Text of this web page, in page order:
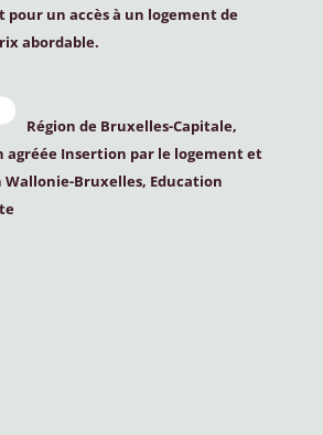
un accès à un logement de
abordable.
Région de Bruxelles-Capitale,
agréée Insertion par le logement et
Wallonie-Bruxelles, Education